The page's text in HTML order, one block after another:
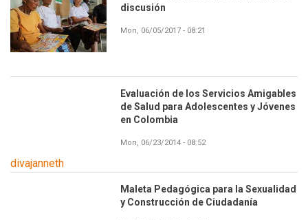
discusión
Mon, 06/05/2017 - 08:21
Evaluación de los Servicios Amigables
de Salud para Adolescentes y Jóvenes
en Colombia
Mon, 06/23/2014 - 08:52
divajanneth
Maleta Pedagógica para la Sexualidad
y Construcción de Ciudadanía